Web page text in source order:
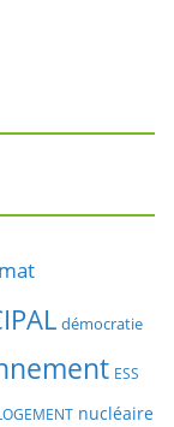
démocratie
ESS
nucléaire